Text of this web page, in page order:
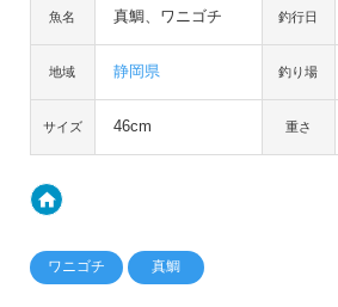
魚名 真鯛、ワニゴチ 釣行日
地域 静岡県 釣り場
サイズ 46cm 重さ
ワニゴチ 真鯛